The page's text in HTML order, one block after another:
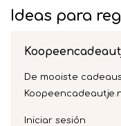
Ideas para
De mooiste
Iniciar sesión